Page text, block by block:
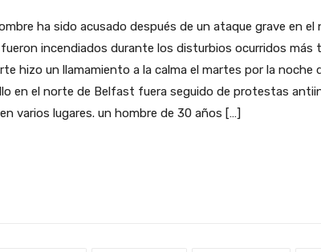
ha sido acusado después de un ataque grave en
incendiados durante los disturbios ocurridos más
hizo un llamamiento a la calma el martes por la noche
en el norte de Belfast fuera seguido de protestas
varios lugares. un hombre de 30 años […]